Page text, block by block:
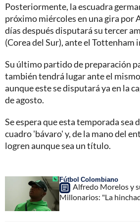
Posteriormente, la escuadra
próximo miércoles en una gira por
días después disputará su tercer
(Corea del Sur), ante el Tottenham
Su último partido de preparación
también tendrá lugar ante el
aunque este se disputará ya en la
de agosto.
Se espera que esta temporada sea
cuadro 'bávaro' y, de la mano del
logren aunque sea un título.
Fútbol Colombiano
Alfredo Morelos y
Millonarios: "La